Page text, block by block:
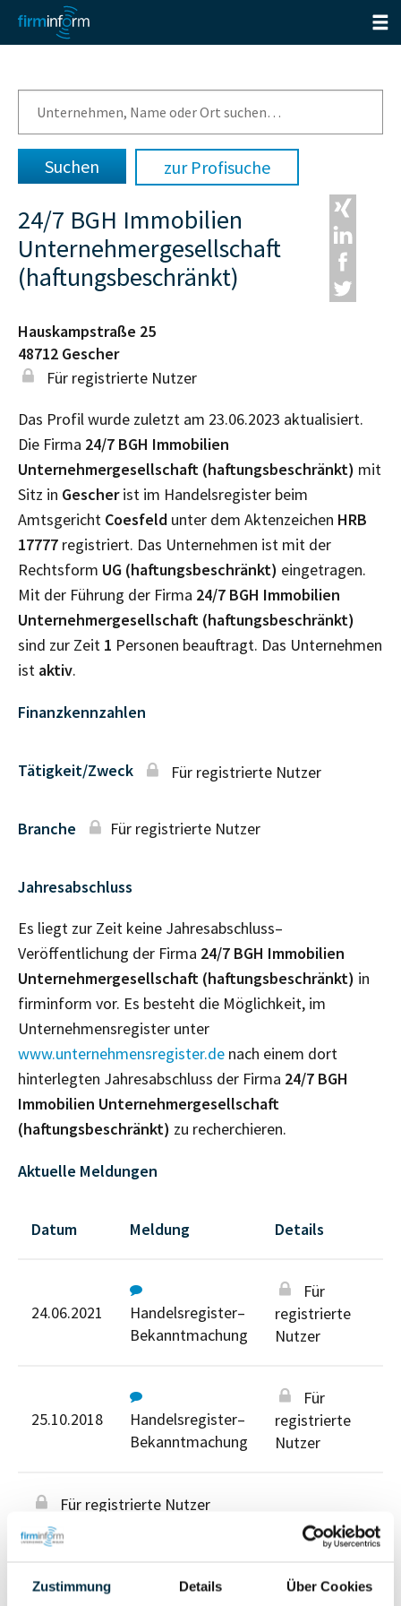
Zustimmung Details Über Cookies
zur Profisuche
24/7 BGH Immobilien
Unternehmergesellschaft
(haftungsbeschränkt)
Hauskampstraße 25
48712 Gescher
Für registrierte Nutzer
Das Profil wurde zuletzt am 23.06.2023 aktualisiert.
Die Firma 24/7 BGH Immobilien
Unternehmergesellschaft (haftungsbeschränkt) mit
Sitz in Gescherist im Handelsregister beim
Amtsgericht Coesfeld unter dem Aktenzeichen HRB
17777 registriert. Das Unternehmen ist mit der
Rechtsform UG (haftungsbeschränkt) eingetragen.
Mit der Führung der Firma 24/7 BGH Immobilien
Unternehmergesellschaft (haftungsbeschränkt)
sind zur Zeit 1 Personen beauftragt. Das Unternehmen
ist aktiv.
Finanzkennzahlen
Tätigkeit/Zweck Für registrierte Nutzer
Branche Für registrierte Nutzer
Jahresabschluss
Es liegt zur Zeit keine Jahresabschluss–
Veröffentlichung der Firma 24/7 BGH Immobilien
Unternehmergesellschaft (haftungsbeschränkt) in
firminform vor. Es besteht die Möglichkeit, im
Unternehmensregister unter
www.unternehmensregister.de nach einem dort
hinterlegten Jahresabschluss der Firma 24/7 BGH
Immobilien Unternehmergesellschaft
(haftungsbeschränkt) zu recherchieren.
Aktuelle Meldungen
Datum Meldung Details
24.06.2021
Handelsregister–
Bekanntmachung
Für
registrierte
Nutzer
25.10.2018
Handelsregister–
Bekanntmachung
Für
registrierte
Nutzer
Für registrierte Nutzer